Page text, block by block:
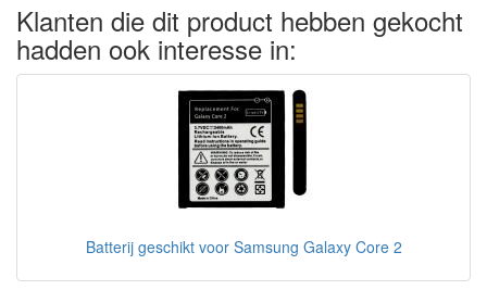
Klanten die dit product hebben gekocht
hadden ook interesse in:
Batterij geschikt voor Samsung Galaxy Core 2